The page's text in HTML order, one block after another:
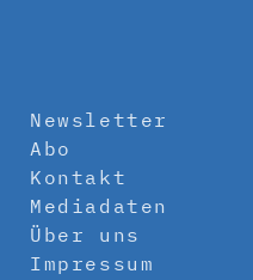
Newsletter
Abo
Kontakt
Mediadaten
Über uns
Impressum